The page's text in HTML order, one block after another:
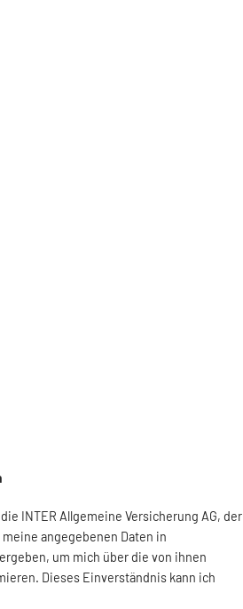
INTER Allgemeine Versicherung AG, der
meine angegebenen Daten in
um mich über die von ihnen
Dieses Einverständnis kann ich